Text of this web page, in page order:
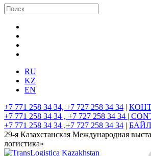
RU
KZ
EN
+7 771 258 34 34, +7 727 258 34 34 |
+7 771 258 34 34 , +7 727 258 34 34 |
+7 771 258 34 34 ,+7 727 258 34 34 |
29-я Казахстанская Международная
логистика»